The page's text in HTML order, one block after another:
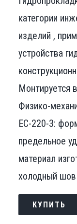
категории
изделий ,
устройства
Монтируется
Физико-
EC-220-3:
предельное
материал
холодный шов
КУПИТЬ